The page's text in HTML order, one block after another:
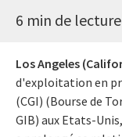
6 min de lecture
Los Angeles
d'exploitation en
(CGI) (Bourse de
GIB) aux Etats-